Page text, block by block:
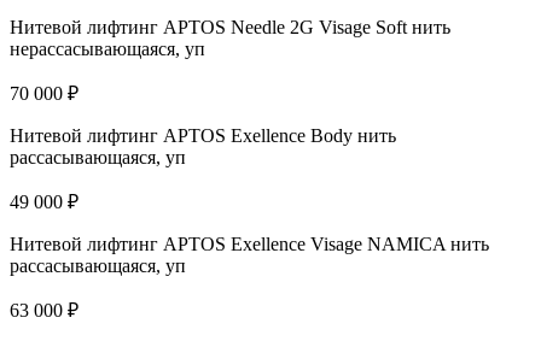
Нитевой лифтинг APTOS Needle 2G Visage Soft нить
нерассасывающаяся, уп
70 000 ₽
Нитевой лифтинг APTOS Exellence Body нить
рассасывающаяся, уп
49 000 ₽
Нитевой лифтинг APTOS Exellence Visage NAMICA нить
рассасывающаяся, уп
63 000 ₽